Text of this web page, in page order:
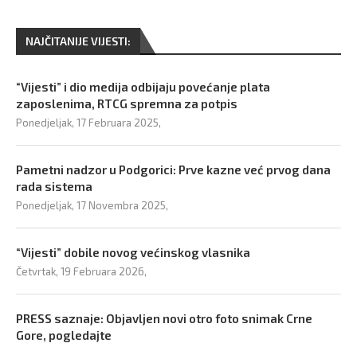
NAJČITANIJE VIJESTI:
“Vijesti” i dio medija odbijaju povećanje plata
zaposlenima, RTCG spremna za potpis
Ponedjeljak, 17 Februara 2025,
Pametni nadzor u Podgorici: Prve kazne već prvog dana
rada sistema
Ponedjeljak, 17 Novembra 2025,
“Vijesti” dobile novog većinskog vlasnika
Četvrtak, 19 Februara 2026,
PRESS saznaje: Objavljen novi otro foto snimak Crne
Gore, pogledajte